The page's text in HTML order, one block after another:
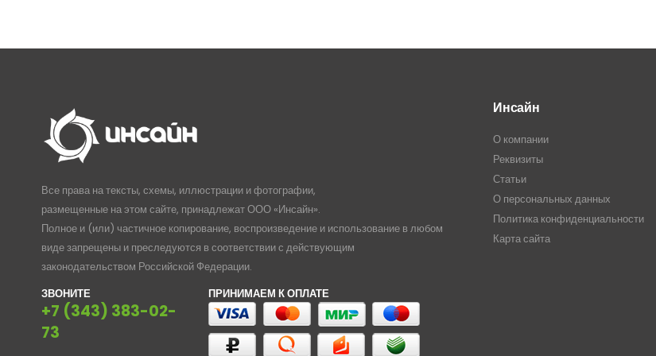
504,00₽
Все права на тексты, схемы, иллюстрации и фотографии,
размещенные на этом сайте, принадлежат ООО «Инсайн».
Полное и (или) частичное копирование, воспроизведение и использование в любом
виде запрещены и преследуются в соответствии с действующим
законодательством Российской Федерации.
ЗВОНИТЕ
+7 (343) 383-02-
73
ПРИНИМАЕМ К ОПЛАТЕ
Инсайн
О компании
Реквизиты
Статьи
О персональных данных
Политика конфиденциальности
Карта сайта